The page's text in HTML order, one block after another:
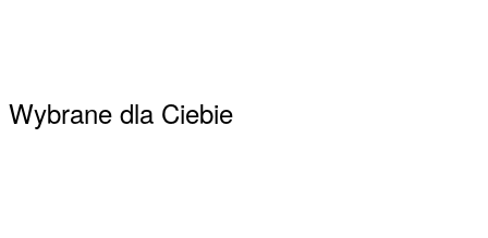
Wybrane dla Ciebie